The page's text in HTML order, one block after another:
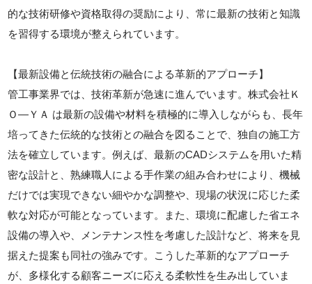
的な技術研修や資格取得の奨励により、常に最新の技術と知識
を習得する環境が整えられています。
【最新設備と伝統技術の融合による革新的アプローチ】
管工事業界では、技術革新が急速に進んでいます。株式会社Ｋ
Ｏ―ＹＡ は最新の設備や材料を積極的に導入しながらも、長年
培ってきた伝統的な技術との融合を図ることで、独自の施工方
法を確立しています。例えば、最新のCADシステムを用いた精
密な設計と、熟練職人による手作業の組み合わせにより、機械
だけでは実現できない細やかな調整や、現場の状況に応じた柔
軟な対応が可能となっています。また、環境に配慮した省エネ
設備の導入や、メンテナンス性を考慮した設計など、将来を見
据えた提案も同社の強みです。こうした革新的なアプローチ
が、多様化する顧客ニーズに応える柔軟性を生み出していま